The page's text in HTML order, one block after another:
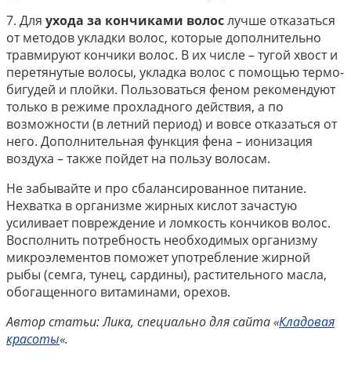
7. Для ухода за кончиками волослучше отказаться
от методов укладки волос, которые дополнительно
травмируют кончики волос. В их числе – тугой хвост и
перетянутые волосы, укладка волос с помощью термо-
бигудей и плойки. Пользоваться феном рекомендуют
только в режиме прохладного действия, а по
возможности (в летний период) и вовсе отказаться от
него. Дополнительная функция фена – ионизация
воздуха – также пойдет на пользу волосам.
Не забывайте и про сбалансированное питание.
Нехватка в организме жирных кислот зачастую
усиливает повреждение и ломкость кончиков волос.
Восполнить потребность необходимых организму
микроэлементов поможет употребление жирной
рыбы (семга, тунец, сардины), растительного масла,
обогащенного витаминами, орехов.
Автор статьи: Лика, специально для сайта «Кладовая
красоты«.